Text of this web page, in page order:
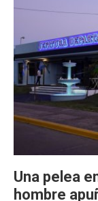
Una pelea
hombre